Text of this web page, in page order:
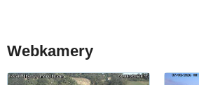
Webkamery